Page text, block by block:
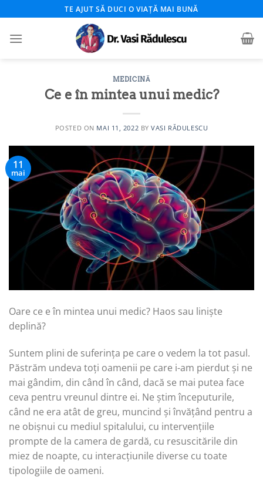
to
content
TE AJUT SĂ DUCI O VIAȚĂ MAI BUNĂ
MEDICINĂ
Ce e în mintea unui medic?
POSTED ON MAI 11, 2022 BYVASI RĂDULESCU
11
mai
Oare ce e în mintea unui medic? Haos sau liniște
deplină?
Suntem plini de suferința pe care o vedem la tot pasul.
Păstrăm undeva toți oamenii pe care i-am pierdut și ne
mai gândim, din când în când, dacă se mai putea face
ceva pentru vreunul dintre ei. Ne știm începuturile,
când ne era atât de greu, muncind și învățând pentru a
ne obișnui cu mediul spitalului, cu intervențiile
prompte de la camera de gardă, cu resuscitările din
miez de noapte, cu interacțiunile diverse cu toate
tipologiile de oameni.